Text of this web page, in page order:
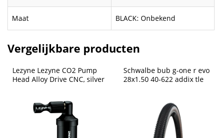
Maat BLACK: Onbekend
Vergelijkbare producten
Lezyne Lezyne CO2 Pump
Head Alloy Drive CNC, silver
Schwalbe bub g-one r evo
28x1.50 40-622 addix tle